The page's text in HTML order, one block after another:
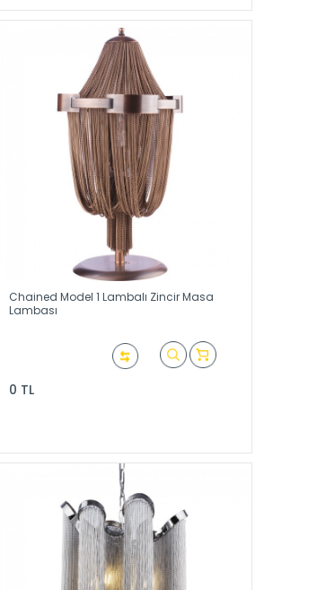
Chained Model 1 Lambalı Zincir Masa
Lambası
0 TL